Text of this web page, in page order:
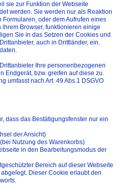
sie zur Funktion der Webseite
werden. Sie werden nur als Reaktion
oder dem Aufrufen eines
Browser, funktionieren einige
Sie in das Setzen der Cookies und
auch in Drittländer, ein.
Ihre personenbezogenen
Endgerät, bzw. greifen auf diese zu.
umfasst nach Art. 49 Abs.1 DSGVO
dass das Bestätigungsfenster nur ein
der Ansicht)
Nutzung des Warenkorbs)
in den Bearbeitungsmodus der
Bereich auf dieser Webseite
Dieser Cookie erlaubt den